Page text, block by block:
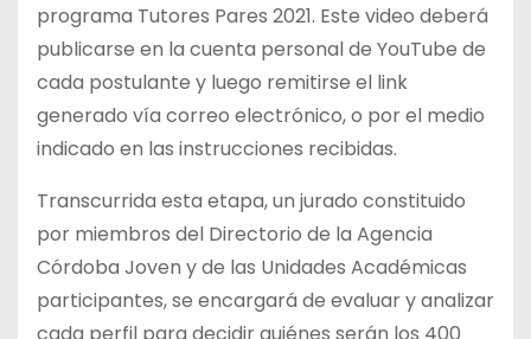
programa Tutores Pares 2021. Este video deberá
publicarse en la cuenta personal de YouTube de
cada postulante y luego remitirse el link
generado vía correo electrónico, o por el medio
indicado en las instrucciones recibidas.
Transcurrida esta etapa, un jurado constituido
por miembros del Directorio de la Agencia
Córdoba Joven y de las Unidades Académicas
participantes, se encargará de evaluar y analizar